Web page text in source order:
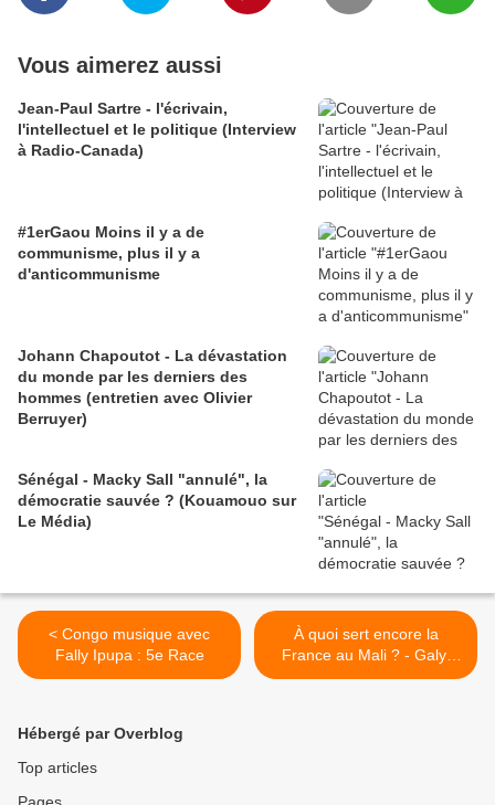
Vous aimerez aussi
Jean-Paul Sartre - l'écrivain,
l'intellectuel et le politique (Interview
à Radio-Canada)
#1erGaou Moins il y a de
communisme, plus il y a
d'anticommunisme
Johann Chapoutot - La dévastation
du monde par les derniers des
hommes (entretien avec Olivier
Berruyer)
Sénégal - Macky Sall "annulé", la
démocratie sauvée ? (Kouamouo sur
Le Média)
< Congo musique avec
Fally Ipupa : 5e Race
À quoi sert encore la
France au Mali ? - Galy,
Groga-Bada, Mathias -
Hébergé par Overblog
Top articles